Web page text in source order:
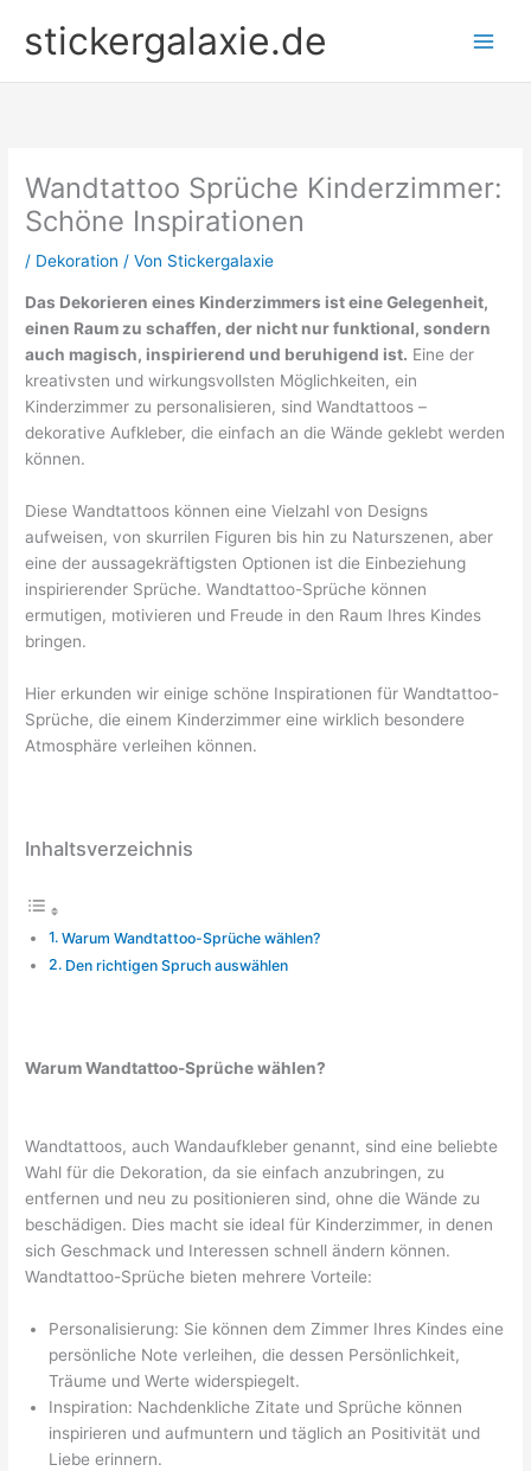
Inhaltstickergalaxie.de
Wandtattoo Sprüche Kinderzimmer:
Schöne Inspirationen
/ Dekoration / Von Stickergalaxie
Das Dekorieren eines Kinderzimmers ist eine Gelegenheit,
einen Raum zu schaffen, der nicht nur funktional, sondern
auch magisch, inspirierend und beruhigend ist. Eine der
kreativsten und wirkungsvollsten Möglichkeiten, ein
Kinderzimmer zu personalisieren, sind Wandtattoos –
dekorative Aufkleber, die einfach an die Wände geklebt werden
können.
Diese Wandtattoos können eine Vielzahl von Designs
aufweisen, von skurrilen Figuren bis hin zu Naturszenen, aber
eine der aussagekräftigsten Optionen ist die Einbeziehung
inspirierender Sprüche. Wandtattoo-Sprüche können
ermutigen, motivieren und Freude in den Raum Ihres Kindes
bringen.
Hier erkunden wir einige schöne Inspirationen für Wandtattoo-
Sprüche, die einem Kinderzimmer eine wirklich besondere
Atmosphäre verleihen können.
Inhaltsverzeichnis
Warum Wandtattoo-Sprüche wählen?
Den richtigen Spruch auswählen
Warum Wandtattoo-Sprüche wählen?
Wandtattoos, auch Wandaufkleber genannt, sind eine beliebte
Wahl für die Dekoration, da sie einfach anzubringen, zu
entfernen und neu zu positionieren sind, ohne die Wände zu
beschädigen. Dies macht sie ideal für Kinderzimmer, in denen
sich Geschmack und Interessen schnell ändern können.
Wandtattoo-Sprüche bieten mehrere Vorteile:
Personalisierung: Sie können dem Zimmer Ihres Kindes eine
persönliche Note verleihen, die dessen Persönlichkeit,
Träume und Werte widerspiegelt.
Inspiration: Nachdenkliche Zitate und Sprüche können
inspirieren und aufmuntern und täglich an Positivität und
Liebe erinnern.